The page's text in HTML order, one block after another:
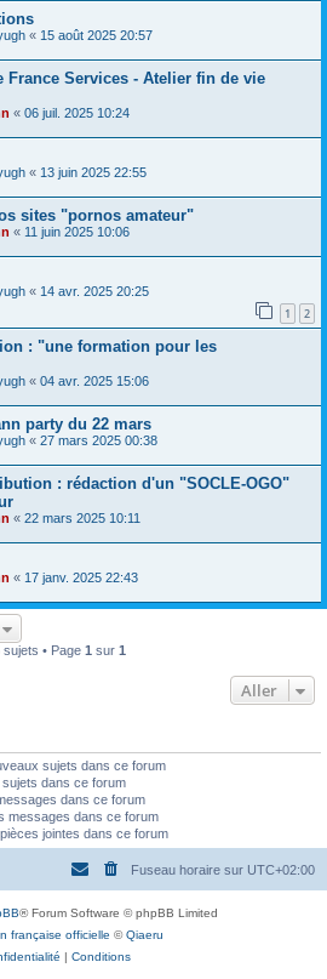
« 15 août 2025 20:57
France Services - Atelier fin de vie
« 06 juil. 2025 10:24
« 13 juin 2025 22:55
sites "pornos amateur"
« 11 juin 2025 10:06
« 14 avr. 2025 20:25
1 2
: "une formation pour les
« 04 avr. 2025 15:06
party du 22 mars
« 27 mars 2025 00:38
: rédaction d'un "SOCLE-OGO"
« 22 mars 2025 10:11
« 17 janv. 2025 22:43
sujets • Page 1 sur 1
Aller
sujets dans ce forum
dans ce forum
dans ce forum
messages dans ce forum
jointes dans ce forum
Fuseau horaire sur UTC+02:00
® Forum Software © phpBB Limited
française officielle ©Qiaeru
Conditions